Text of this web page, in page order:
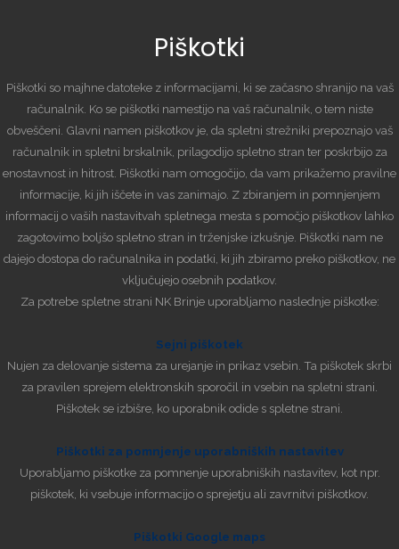
Piškotki
Piškotki so majhne datoteke z informacijami, ki se začasno shranijo na vaš
računalnik. Ko se piškotki namestijo na vaš računalnik, o tem niste
obveščeni. Glavni namen piškotkov je, da spletni strežniki prepoznajo vaš
računalnik in spletni brskalnik, prilagodijo spletno stran ter poskrbijo za
enostavnost in hitrost. Piškotki nam omogočijo, da vam prikažemo pravilne
informacije, ki jih iščete in vas zanimajo. Z zbiranjem in pomnjenjem
informacij o vaših nastavitvah spletnega mesta s pomočjo piškotkov lahko
zagotovimo boljšo spletno stran in trženjske izkušnje. Piškotki nam ne
dajejo dostopa do računalnika in podatki, ki jih zbiramo preko piškotkov, ne
vključujejo osebnih podatkov.
Za potrebe spletne strani NK Brinje uporabljamo naslednje piškotke:
Sejni piškotek
Nujen za delovanje sistema za urejanje in prikaz vsebin. Ta piškotek skrbi
za pravilen sprejem elektronskih sporočil in vsebin na spletni strani.
Piškotek se izbišre, ko uporabnik odide s spletne strani.
Piškotki za pomnjenje uporabniških nastavitev
Uporabljamo piškotke za pomnenje uporabniških nastavitev, kot npr.
piškotek, ki vsebuje informacijo o sprejetju ali zavrnitvi piškotkov.
Piškotki Google maps